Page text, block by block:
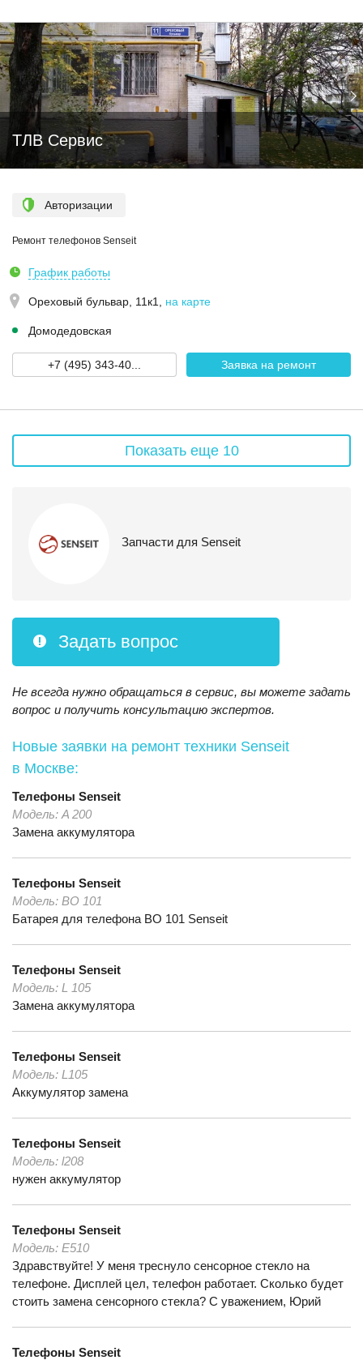
ТЛВ Сервис
Авторизации
Ремонт телефонов Senseit
График работы
Ореховый бульвар, 11к1 на карте
Домодедовская
+7 (495) 343-40... Заявка на ремонт
Показать еще 10
Запчасти для Senseit
Задать вопрос
Не всегда нужно обращаться в сервис, вы можете задать
вопрос и получить консультацию экспертов.
Новые заявки на ремонт техники Senseit
в Москве:
Телефоны Senseit
Модель: A 200
Замена аккумулятора
Телефоны Senseit
Модель: BO 101
Батарея для телефона BO 101 Senseit
Телефоны Senseit
Модель: L 105
Замена аккумулятора
Телефоны Senseit
Модель: L105
Аккумулятор замена
Телефоны Senseit
Модель: l208
нужен аккумулятор
Телефоны Senseit
Модель: E510
Здравствуйте! У меня треснуло сенсорное стекло на
телефоне. Дисплей цел, телефон работает. Сколько будет
стоить замена сенсорного стекла? С уважением, Юрий
Телефоны Senseit